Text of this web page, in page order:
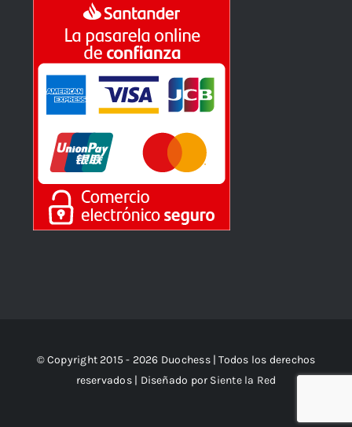
© Copyright 2015 - 2026 Duochess | Todos los derechos
reservados | Diseñado por Siente la Red